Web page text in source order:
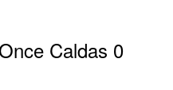
Caldas 0